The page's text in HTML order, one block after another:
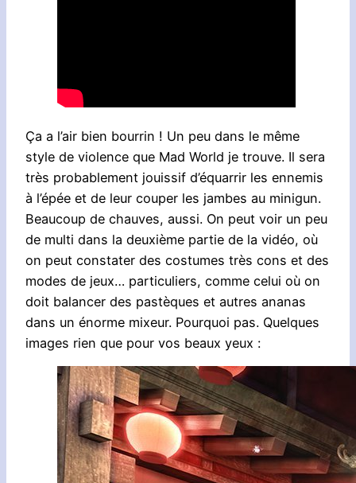
Ça a l’air bien bourrin ! Un peu dans le même
style de violence que Mad World je trouve. Il sera
très probablement jouissif d’équarrir les ennemis
à l’épée et de leur couper les jambes au minigun.
Beaucoup de chauves, aussi. On peut voir un peu
de multi dans la deuxième partie de la vidéo, où
on peut constater des costumes très cons et des
modes de jeux… particuliers, comme celui où on
doit balancer des pastèques et autres ananas
dans un énorme mixeur. Pourquoi pas. Quelques
images rien que pour vos beaux yeux :